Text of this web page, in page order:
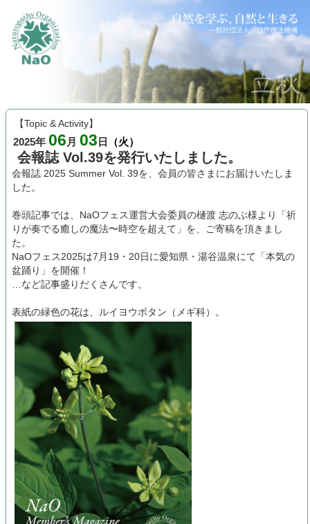
【Topic & Activity】
2025年 06 月 03 日 （火）
会報誌 Vol.39を発行いたしました。
会報誌 2025 Summer Vol. 39を、会員の皆さまにお届けいたしま
した。
巻頭記事では、NaOフェス運営大会委員の樋渡 志のぶ様より「祈
りが奏でる癒しの魔法〜時空を超えて」を、ご寄稿を頂きまし
た。
NaOフェス2025は7月19・20日に愛知県・湯谷温泉にて「本気の
盆踊り」を開催！
…など記事盛りだくさんです。
表紙の緑色の花は、ルイヨウボタン（メギ科）。